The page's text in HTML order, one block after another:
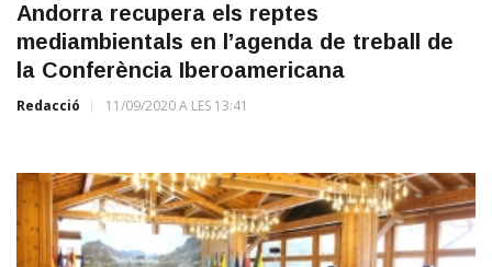
Andorra recupera els reptes
mediambientals en l’agenda de treball de
la Conferència Iberoamericana
Redacció 11/09/2020 A LES 13:41